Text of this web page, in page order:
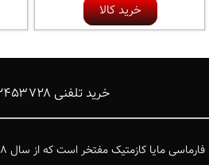
خرید کالا
خرید تلفنی ۰۹۳۹۲۴۵۳۷۲۸